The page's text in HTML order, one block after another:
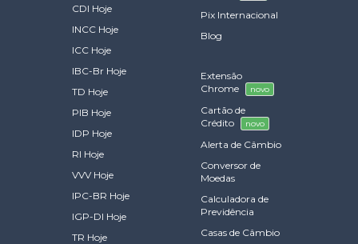
CDI Hoje
INCC Hoje
ICC Hoje
IBC-Br Hoje
TD Hoje
PIB Hoje
IDP Hoje
RI Hoje
VVV Hoje
IPC-BR Hoje
IGP-DI Hoje
TR Hoje
Pix Internacional
Blog
Extensão
Chrome
novo
Cartão de
Crédito
novo
Alerta de Câmbio
Conversor de
Moedas
Calculadora de
Previdência
Casas de Câmbio